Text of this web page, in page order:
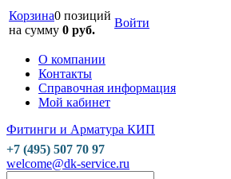
Корзина0 позиций
на сумму 0 руб.
Войти
О компании
Контакты
Справочная информация
Мой кабинет
Фитинги и Арматура КИП
+7 (495) 507 70 97
welcome@dk-service.ru